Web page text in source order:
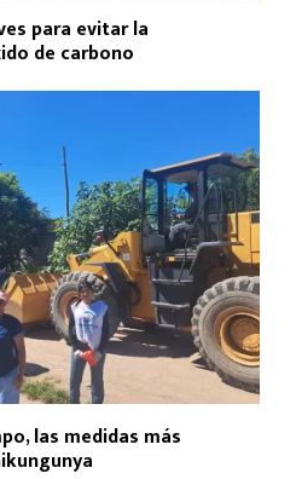
para evitar la
de carbono
las medidas más